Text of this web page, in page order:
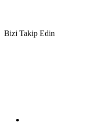
Bizi Takip Edin